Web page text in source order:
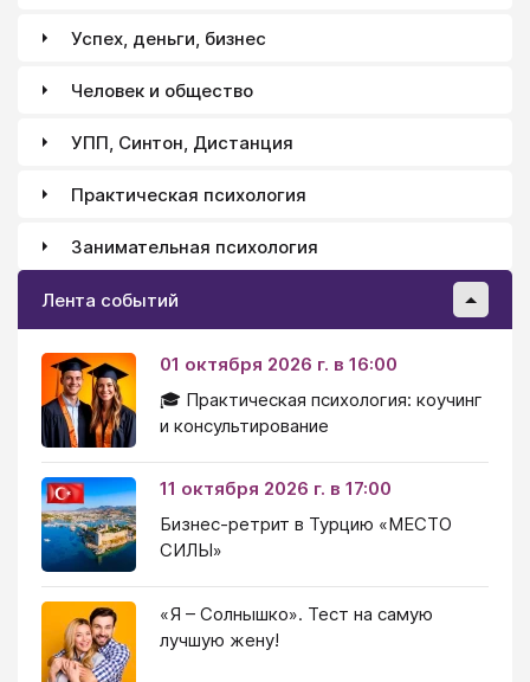
Успех, деньги, бизнес
Человек и общество
УПП, Синтон, Дистанция
Практическая психология
Занимательная психология
Лента событий
01 октября 2026 г. в 16:00
🎓 Практическая психология: коучинг
и консультирование
11 октября 2026 г. в 17:00
Бизнес-ретрит в Турцию «МЕСТО
СИЛЫ»
«Я – Солнышко». Тест на самую
лучшую жену!